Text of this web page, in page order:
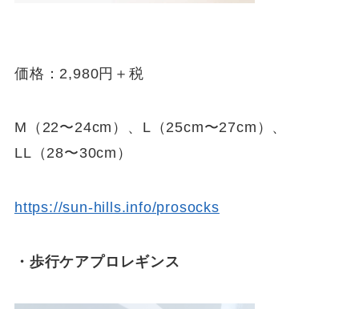
価格：2,980円＋税
M（22〜24cm）、L（25cm〜27cm）、
LL（28〜30cm）
https://sun-hills.info/prosocks
・歩行ケアプロレギンス